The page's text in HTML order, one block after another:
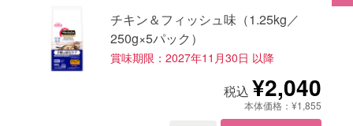
チキン＆フィッシュ味（1.25kg／
250g×5パック）
賞味期限：2027年11月30日 以降
税込 ¥2,040
本体価格：¥1,855